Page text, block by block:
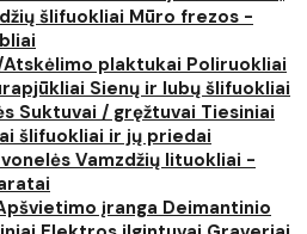
šlifuokliai Mūro frezos -
plaktukai Poliruokliai
Sienų ir lubų šlifuokliai
Suktuvai / gręžtuvai Tiesiniai
šlifuokliai ir jų priedai
Vamzdžių lituokliai -
įranga Deimantinio